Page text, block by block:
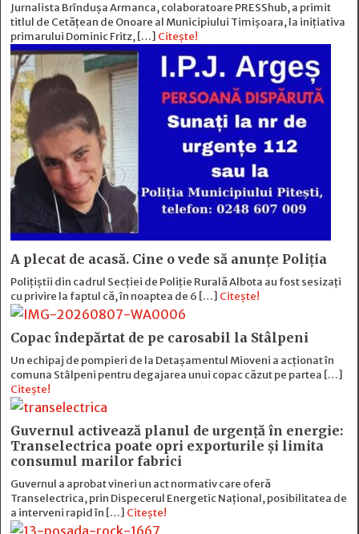
Jurnalista Brîndușa Armanca, colaboratoare PRESShub, a primit
titlul de Cetățean de Onoare al Municipiului Timișoara, la inițiativa
primarului Dominic Fritz, […] Citește!
A plecat de acasă. Cine o vede să anunțe Poliția
Polițiștii din cadrul Secției de Poliție Rurală Albota au fost sesizați
cu privire la faptul că, în noaptea de 6 […] Citește!
Copac îndepărtat de pe carosabil la Stâlpeni
Un echipaj de pompieri de la Detașamentul Mioveni a acționat în
comuna Stâlpeni pentru degajarea unui copac căzut pe partea […]
Citește!
Guvernul activează planul de urgență în energie:
Transelectrica poate opri exporturile și limita
consumul marilor fabrici
Guvernul a aprobat vineri un act normativ care oferă
Transelectrica, prin Dispecerul Energetic Național, posibilitatea de
a interveni rapid în […] Citește!